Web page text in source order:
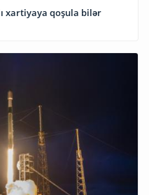
xartiyaya qoşula bilər